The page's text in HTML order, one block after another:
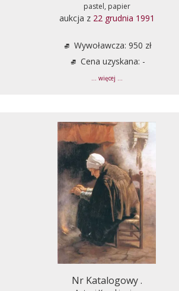
pastel, papier
aukcja z 22 grudnia 1991
Wywoławcza: 950 zł
Cena uzyskana: -
... więcej ...
Nr Katalogowy .